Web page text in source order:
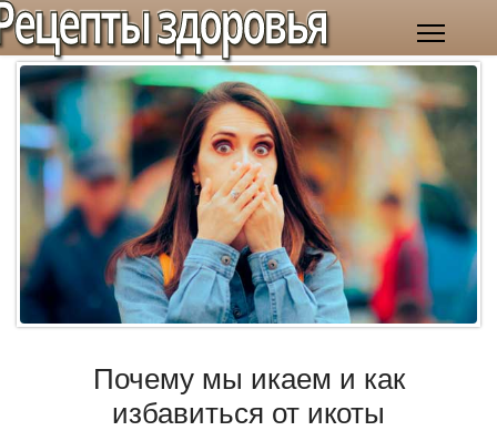
здоровья
Почему мы икаем и как
избавиться от икоты